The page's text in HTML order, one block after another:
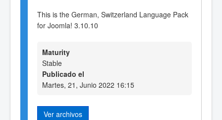
This is the German, Switzerland Language Pack
for Joomla! 3.10.10
Maturity
Stable
Publicado el
Martes, 21, Junio 2022 16:15
Ver archivos